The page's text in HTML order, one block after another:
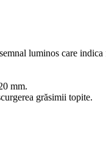
luminos care indica
mm.
grăsimii topite.